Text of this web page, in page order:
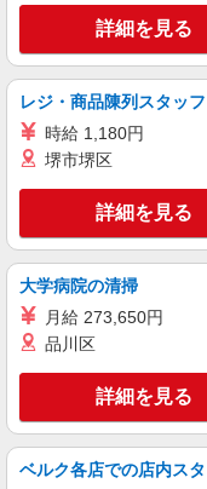
有料
資格
埼
株式会社kotrio /●SI-H-
【職
キープ
派遣社員
詳細を見る
レジ・商品陳列スタッフ
時給 1,180円
堺市堺区
詳細を見る
大学病院の清掃
月給 273,650円
品川区
詳細を見る
ベルク各店での店内ス